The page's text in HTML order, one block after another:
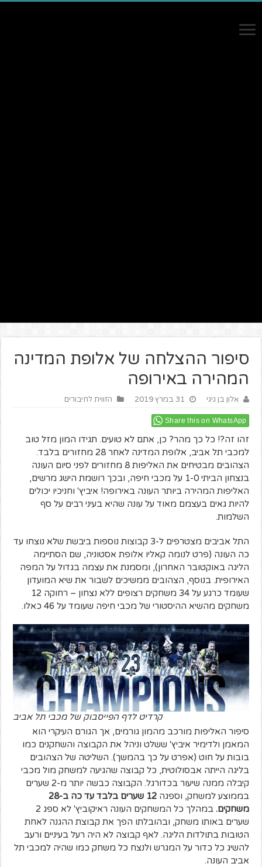
סיפור ההצלחה של אלופת המדינה
המהירה באירופה
אלון בן גיגי 31 במרץ 2019 הזווית לחיבורים
Share this on WhatsApp
זהו זה?! כל כך מהר? כן, אתם לא טועים. תגידו המון מזל טוב
למכבי תל אביב, אלופת המדינה לאחר 28 מחזורים בלבד.
הצהובים מבטיחים את האליפות 8 מחזורים לפני סיום העונה
בנצחון הביתי 1-0 על מכבי חיפה, ובכך רושמת הישג מרשים,
האליפות המהירה ביותר העונה באירופה! איביץ' וחניכיו יכולים
להיות גאים בעצמם מאוד על עונה שהיא בעיני רבים על סף
השלמות.
התל אביבים מצטרפים ל-3 קבוצות נוספות ביבשת שלא נוצחו עד
כה העונה (פרט לנומה קאליו אלופת אסטוניה, שם הסתיימה
הליגה באוקטובר האחרון), ומסמנת את עצמה בגדול על המפה
האירופית. בנוסף, הצהובים ממשיכים לשבור את שיא המועדון
שעומד כרגע על 34 משחקים רצופים ללא נצחון – רחוקה 12
משחקים מהשיא ההיסטורי של מכבי חיפה שעומד על 46 כאלו.
קרדיט לדף הפייסבוק של מכבי תל אביב
סיפור האליפות מורכב מהמון גורמים, אך הגורם העיקרי הוא
המאמן ולדימיר איביץ' ששלט וניהל את הקבוצה והשחקנים כמו
בובות על חוט (אפרט על כך בהמשך). השליטה של הצהובים
בליגה הייתה אבסולוטית, כל קבוצה שהגיעה למשחק מול מכבי
קיבלה ממנה שיעור בכדורגל. הקבוצה כבשה יותר מ-2 שערים
בממוצע למשחק, וספגה
12 שערים בלבד עד כה ב-28
משחקים.
במהלך כל המשחקים העונה ראיקוביץ' לא ספג 2
שערים באותו משחק, ובהובלתו הפך את קבוצת ההגנה לאחת
הטובות בתולדות הליגה. לאף קבוצה לא היה רעל בעיניים ורעב
להשיג כל כדור על המגרש ולנצח כל משחק כמו שהיה למכבי תל
אביב העונה.